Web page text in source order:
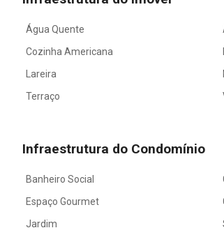
Água Quente
Cozinha Americana
Lareira
Terraço
Infraestrutura do Condomínio
Banheiro Social
Espaço Gourmet
Jardim